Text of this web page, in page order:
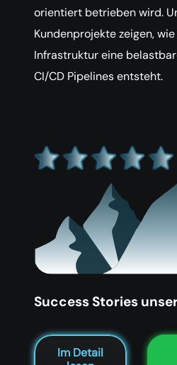
orientiert betrieben wird.
Kundenprojekte zeigen,
Infrastruktur eine
CI/CD Pipelines entsteht.
Success Stories
Im Detail